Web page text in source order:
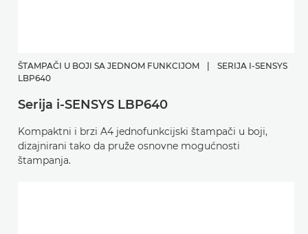
ŠTAMPAČI U BOJI SA JEDNOM FUNKCIJOM
SERIJA I-SENSYS
LBP640
Serija i-SENSYS LBP640
Kompaktni i brzi A4 jednofunkcijski štampači u boji,
dizajnirani tako da pruže osnovne mogućnosti
štampanja.